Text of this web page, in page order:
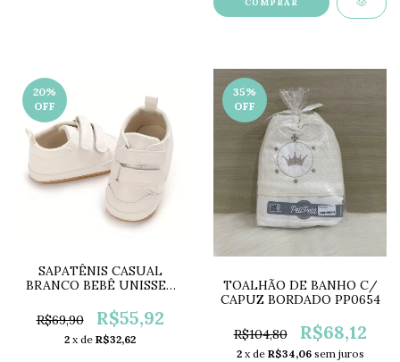
20%
OFF
SAPATÊNIS CASUAL
BRANCO BEBÊ UNISSEX
R$69,90
R$55,92
2 x de R$32,62
35%
OFF
TOALHÃO DE BANHO C/
CAPUZ BORDADO PP0654
R$104,80 R$68,12
2 x de R$34,06 sem juros